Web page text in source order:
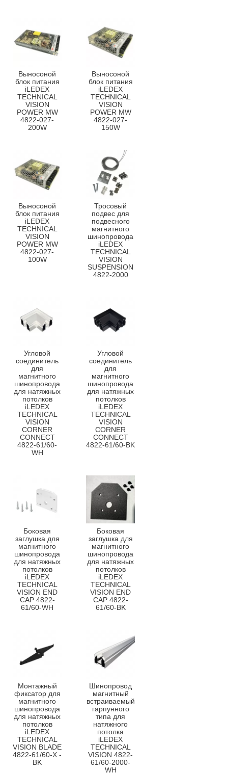
Выносоной
блок питания
iLEDEX
TECHNICAL
VISION
POWER MW
4822-027-
200W
Выносоной
блок питания
iLEDEX
TECHNICAL
VISION
POWER MW
4822-027-
150W
Выносоной
блок питания
iLEDEX
TECHNICAL
VISION
POWER MW
4822-027-
100W
Тросовый
подвес для
подвесного
магнитного
шинопровода
iLEDEX
TECHNICAL
VISION
SUSPENSION
4822-2000
Угловой
соединитель
для
магнитного
шинопровода
для натяжных
потолков
iLEDEX
TECHNICAL
VISION
CORNER
CONNECT
4822-61/60-
WH
Угловой
соединитель
для
магнитного
шинопровода
для натяжных
потолков
iLEDEX
TECHNICAL
VISION
CORNER
CONNECT
4822-61/60-BK
Боковая
заглушка для
магнитного
шинопровода
для натяжных
потолков
iLEDEX
TECHNICAL
VISION END
CAP 4822-
61/60-WH
Боковая
заглушка для
магнитного
шинопровода
для натяжных
потолков
iLEDEX
TECHNICAL
VISION END
CAP 4822-
61/60-BK
Монтажный
фиксатор для
магнитного
шинопровода
для натяжных
потолков
iLEDEX
TECHNICAL
VISION BLADE
4822-61/60-X -
BK
Шинопровод
магнитный
встраиваемый
гарпунного
типа для
натяжного
потолка
iLEDEX
TECHNICAL
VISION 4822-
61/60-2000-
WH